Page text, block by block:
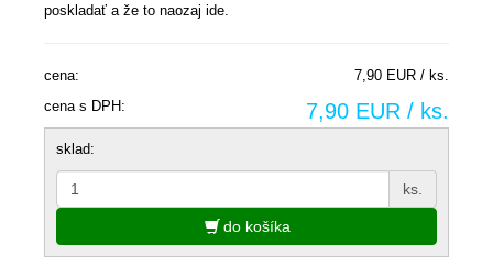
poskladať a že to naozaj ide.
cena:
7,90 EUR / ks.
cena s DPH:
7,90 EUR / ks.
sklad:
ks.
do košíka